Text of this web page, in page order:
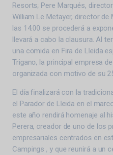
Resorts; Pere Marqués,
William Le Metayer, director
las 14.00 se procederá a
llevará a cabo la clausura. Al
una comida en Fira de Lleida
Trigano, la principal empresa
organizada con motivo de su
El día finalizará con la
el Parador de Lleida en el
este año rendirá homenaje al
Perera, creador de uno de los
empresariales centrados en
Campings , y que reunirá a un